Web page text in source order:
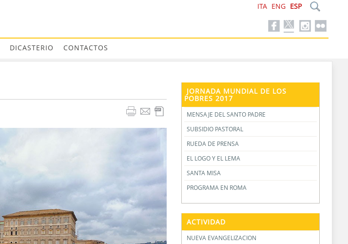
ITA ENG ESP
DICASTERIO CONTACTOS
JORNADA MUNDIAL DE LOS
POBRES 2017
MENSAJE DEL SANTO PADRE
SUBSIDIO PASTORAL
RUEDA DE PRENSA
EL LOGO Y EL LEMA
SANTA MISA
PROGRAMA EN ROMA
ACTIVIDAD
NUEVA EVANGELIZACION